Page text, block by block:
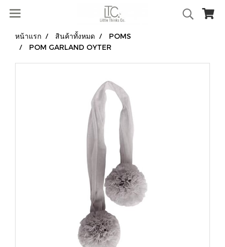
หน้าแรก สินค้าทั้งหมด
POMS
POM GARLAND OYTER